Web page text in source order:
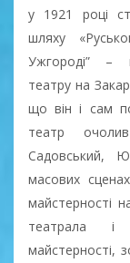
у 1921 році
шляху
Ужгороді” –
театру на
що він і сам
театр
Садовський,
масових
майстерності
театрала і
майстерності,